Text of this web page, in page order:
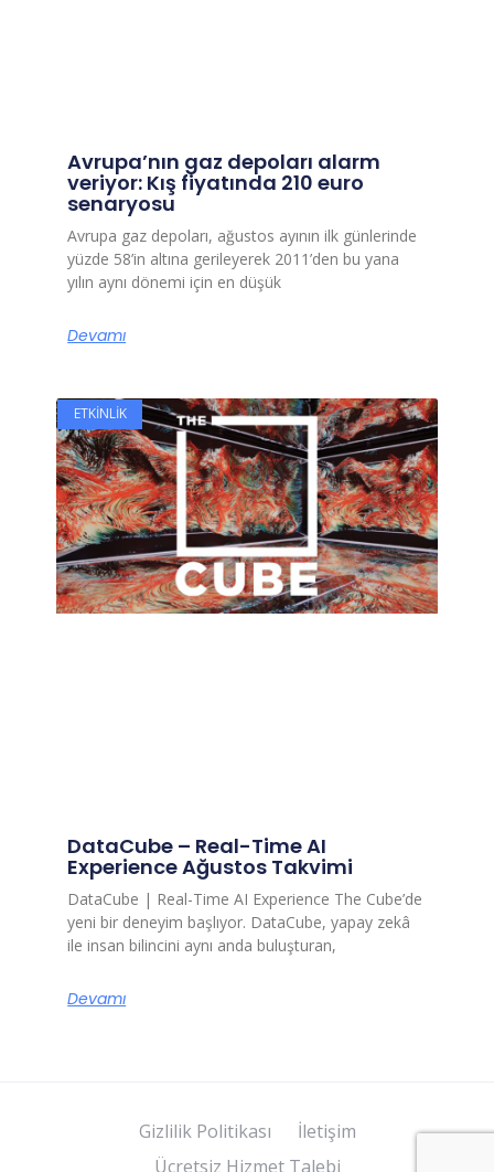
Avrupa’nın gaz depoları alarm
veriyor: Kış fiyatında 210 euro
senaryosu
Avrupa gaz depoları, ağustos ayının ilk günlerinde
yüzde 58’in altına gerileyerek 2011’den bu yana
yılın aynı dönemi için en düşük
Devamı
ETKINLIK
DataCube – Real-Time AI
Experience Ağustos Takvimi
DataCube | Real-Time AI Experience The Cube’de
yeni bir deneyim başlıyor. DataCube, yapay zekâ
ile insan bilincini aynı anda buluşturan,
Devamı
Gizlilik Politikası
İletişim
Ücretsiz Hizmet Talebi